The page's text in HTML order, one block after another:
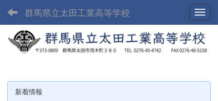
群馬県立太田工業高等学校
新着情報